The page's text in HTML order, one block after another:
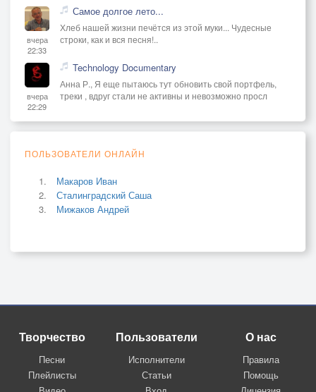
вчера
22:33
Самое долгое лето...
Хлеб нашей жизни печётся из этой муки... Чудесные
строки, как и вся песня!..
вчера
22:29
Technology Documentary
Анна Р., Я еще пытаюсь тут обновить свой портфель,
треки , вдруг стали не активны и невозможно просл
ПОЛЬЗОВАТЕЛИ ОНЛАЙН
Макаров Иван
Сталинградский Саша
Мижаков Андрей
Творчество
Песни
Плейлисты
Пользователи
Исполнители
Статьи
О нас
Правила
Помощь